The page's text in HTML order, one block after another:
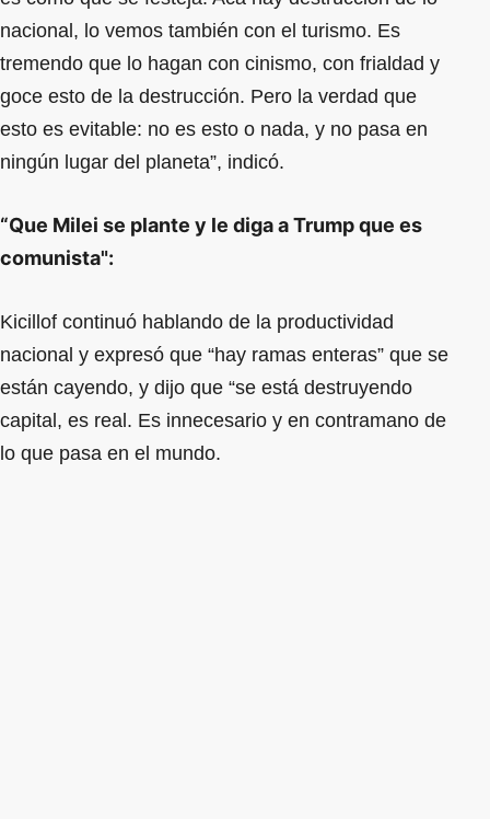
nacional, lo vemos también con el turismo. Es
tremendo que lo hagan con cinismo, con frialdad y
goce esto de la destrucción. Pero la verdad que
esto es evitable: no es esto o nada, y no pasa en
ningún lugar del planeta”, indicó.
“Que Milei se plante y le diga a Trump que es
comunista":
Kicillof continuó hablando de la productividad
nacional y expresó que “hay ramas enteras” que se
están cayendo, y dijo que “se está destruyendo
capital, es real. Es innecesario y en contramano de
lo que pasa en el mundo.